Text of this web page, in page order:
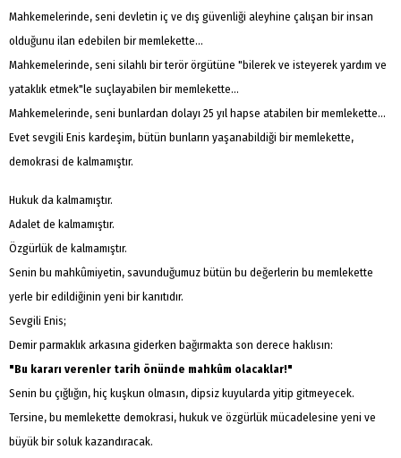
Mahkemelerinde, seni devletin iç ve dış güvenliği aleyhine çalışan bir insan
olduğunu ilan edebilen bir memlekette...
Mahkemelerinde, seni silahlı bir terör örgütüne "bilerek ve isteyerek yardım ve
yataklık etmek"le suçlayabilen bir memlekette...
Mahkemelerinde, seni bunlardan dolayı 25 yıl hapse atabilen bir memlekette...
Evet sevgili Enis kardeşim, bütün bunların yaşanabildiği bir memlekette,
demokrasi de kalmamıştır.
Hukuk da kalmamıştır.
Adalet de kalmamıştır.
Özgürlük de kalmamıştır.
Senin bu mahkûmiyetin, savunduğumuz bütün bu değerlerin bu memlekette
yerle bir edildiğinin yeni bir kanıtıdır.
Sevgili Enis;
Demir parmaklık arkasına giderken bağırmakta son derece haklısın:
"Bu kararı verenler tarih önünde mahkûm olacaklar!"
Senin bu çığlığın, hiç kuşkun olmasın, dipsiz kuyularda yitip gitmeyecek.
Tersine, bu memlekette demokrasi, hukuk ve özgürlük mücadelesine yeni ve
büyük bir soluk kazandıracak.